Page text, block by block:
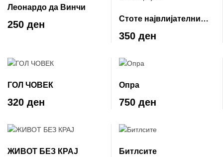
Леонардо да Винчи
250 ден
Стоте највлијателни
жени во историјата
350 ден
ГОЛ ЧОВЕК
320 ден
Опра
750 ден
ЖИВОТ БЕЗ КРАЈ Битлсите